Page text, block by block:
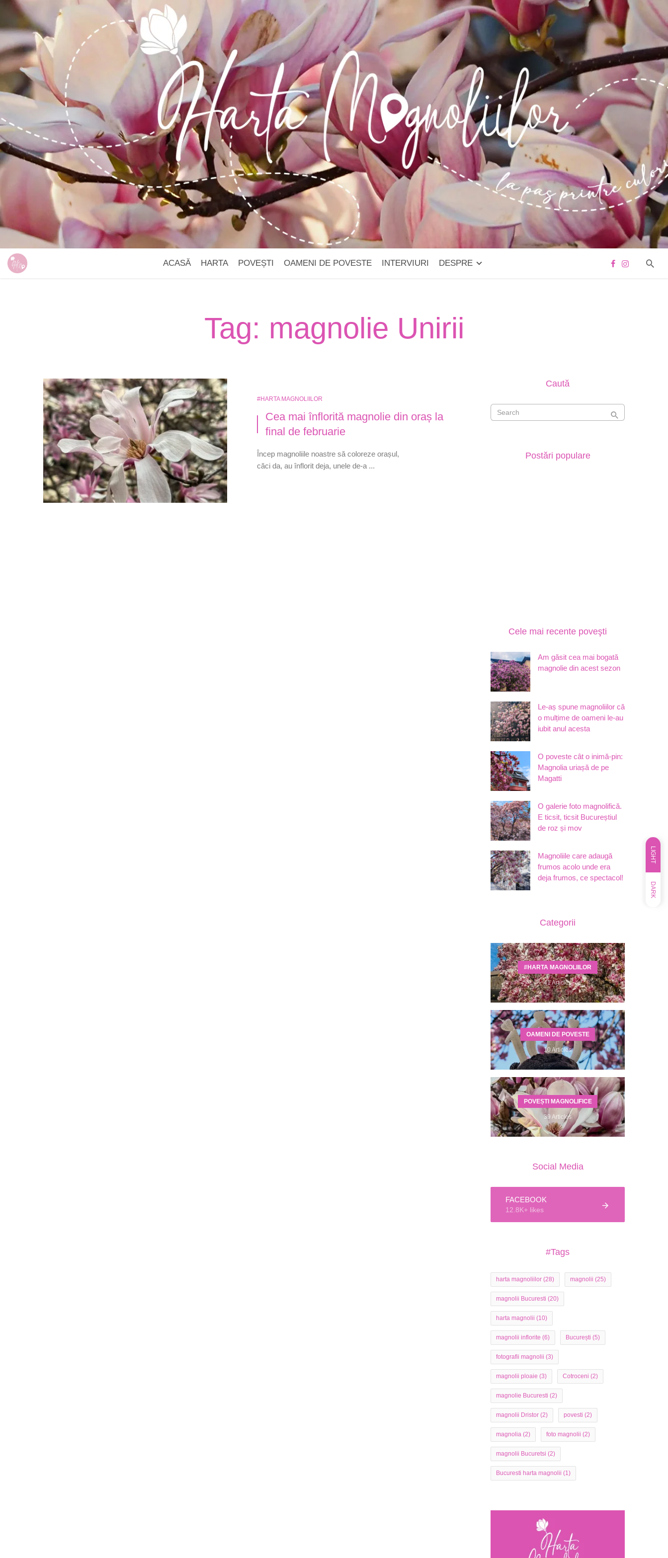
LIGHT
DARK
ACASĂ HARTA POVEȘTI OAMENI DE POVESTE INTERVIURI DESPRE
Tag: magnolie Unirii
#HARTA MAGNOLIILOR
Cea mai înflorită magnolie din oraș la
final de februarie
Încep magnoliile noastre să coloreze orașul,
căci da, au înflorit deja, unele de-a ...
Caută
Postări populare
Cele mai recente poveşti
Am găsit cea mai bogată
magnolie din acest sezon
Le-aș spune magnoliilor că
o mulțime de oameni le-au
iubit anul acesta
O poveste cât o inimă-pin:
Magnolia uriașă de pe
Magatti
O galerie foto magnolifică.
E ticsit, ticsit Bucureștiul
de roz și mov
Magnoliile care adaugă
frumos acolo unde era
deja frumos, ce spectacol!
Categorii
#HARTA MAGNOLIILOR
41 Articles
OAMENI DE POVESTE
10 Articles
POVEȘTI MAGNOLIFICE
39 Articles
Social Media
FACEBOOK
12.8K+ likes
#Tags
harta magnoliilor (28) magnolii (25)
magnolii Bucuresti (20)
harta magnolii (10)
magnolii inflorite (6) București (5)
fotografii magnolii (3)
magnolii ploaie (3) Cotroceni (2)
magnolie Bucuresti (2)
magnolii Dristor (2) povesti (2)
magnolia (2) foto magnolii (2)
magnolii Bucuretsi (2)
Bucuresti harta magnolii (1)